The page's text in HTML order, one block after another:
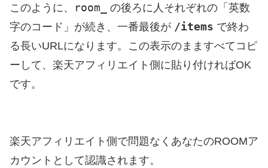
このように、 room_
の後ろに人それぞれの「英数
字のコード」が続き、一番最後が /items で終わ
る長いURLになります。この表示のまますべてコピ
ーして、楽天アフィリエイト側に貼り付ければOK
です。
楽天アフィリエイト側で問題なくあなたのROOMア
カウントとして認識されます。